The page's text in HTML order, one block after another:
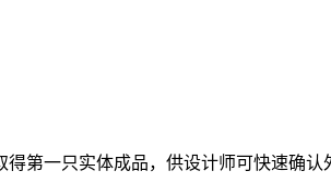
第一只实体成品，供设计师可快速确认